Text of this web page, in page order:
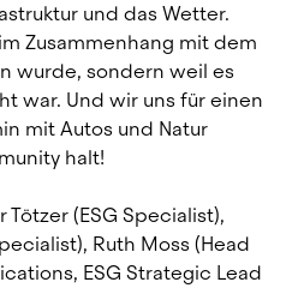
und das Wetter.
Zusammenhang mit dem
wurde, sondern weil es
war. Und wir uns für einen
mit Autos und Natur
halt!
(ESG Specialist),
Ruth Moss (Head
ESG Strategic Lead